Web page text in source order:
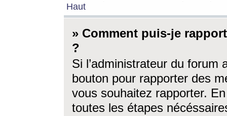
Haut
» Comment puis-je
?
Si l’administrateur du forum
bouton pour rapporter des
vous souhaitez rapporter.
toutes les étapes